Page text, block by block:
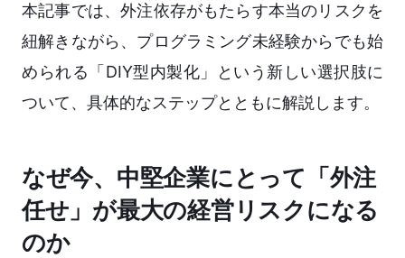
本記事では、外注依存がもたらす本当のリスクを
紐解きながら、プログラミング未経験からでも始
められる「DIY型内製化」という新しい選択肢に
ついて、具体的なステップとともに解説します。
なぜ今、中堅企業にとって「外注
任せ」が最大の経営リスクになる
のか